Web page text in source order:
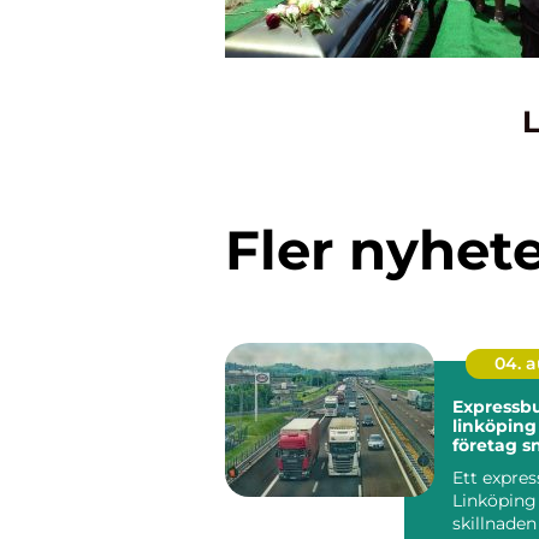
Fler
04.
linköping så väljer
företag
Ett